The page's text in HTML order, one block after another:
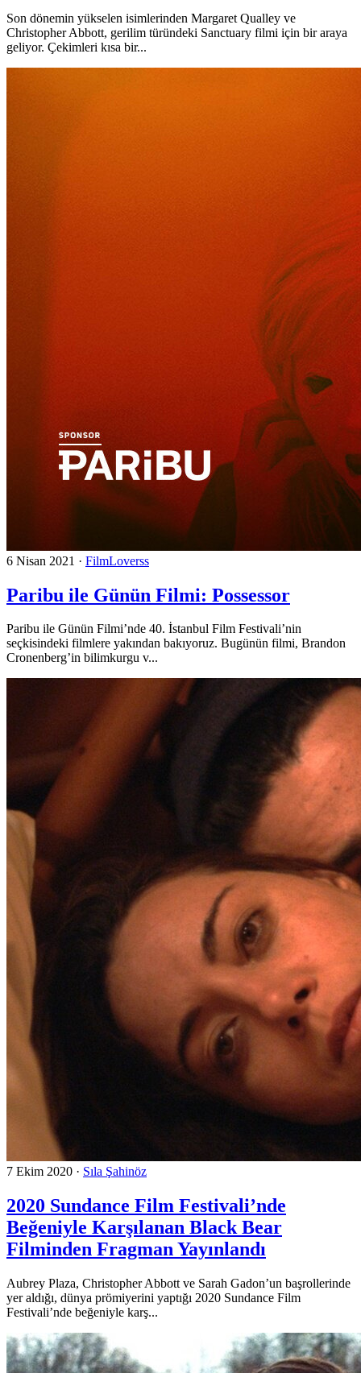
Son dönemin yükselen isimlerinden Margaret Qualley ve
Christopher Abbott, gerilim türündeki Sanctuary filmi için bir araya
geliyor. Çekimleri kısa bir...
6 Nisan 2021 · FilmLoverss
Paribu ile Günün Filmi: Possessor
Paribu ile Günün Filmi’nde 40. İstanbul Film Festivali’nin
seçkisindeki filmlere yakından bakıyoruz. Bugünün filmi, Brandon
Cronenberg’in bilimkurgu v...
7 Ekim 2020 · Sıla Şahinöz
2020 Sundance Film Festivali’nde
Beğeniyle Karşılanan Black Bear
Filminden Fragman Yayınlandı
Aubrey Plaza, Christopher Abbott ve Sarah Gadon’un başrollerinde
yer aldığı, dünya prömiyerini yaptığı 2020 Sundance Film
Festivali’nde beğeniyle karş...